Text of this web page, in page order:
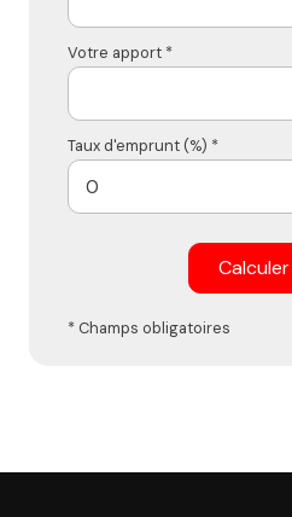
Votre apport *
Taux d'emprunt (%) *
Calculer
* Champs obligatoires